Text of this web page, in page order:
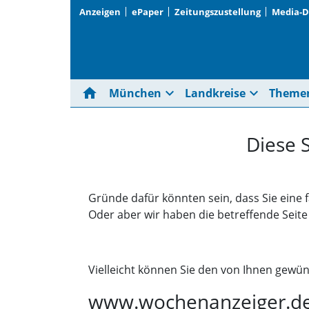
Anzeigen ePaper Zeitungszustellung Media-
home München expand_more Landkreise expand_more
Diese
Gründe dafür könnten sein, dass Sie
Oder aber wir haben die betreffende
Vielleicht können Sie den von Ihnen